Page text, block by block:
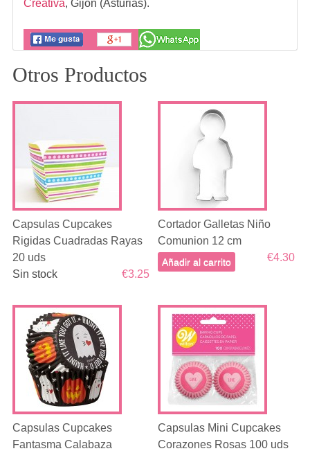
Creativa, Gijon (Asturias).
Otros Productos
Capsulas Cupcakes
Rigidas Cuadradas Rayas
20 uds
€3.25
Sin stock
Cortador Galletas Niño
Comunion 12 cm
€4.30
Añadir al carrito
Capsulas Cupcakes
Fantasma Calabaza
Capsulas Mini Cupcakes
Corazones Rosas 100 uds